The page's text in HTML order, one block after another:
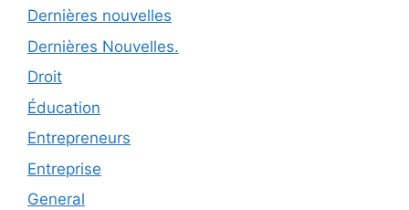
Dernières nouvelles
Dernières Nouvelles.
Droit
Éducation
Entrepreneurs
Entreprise
General